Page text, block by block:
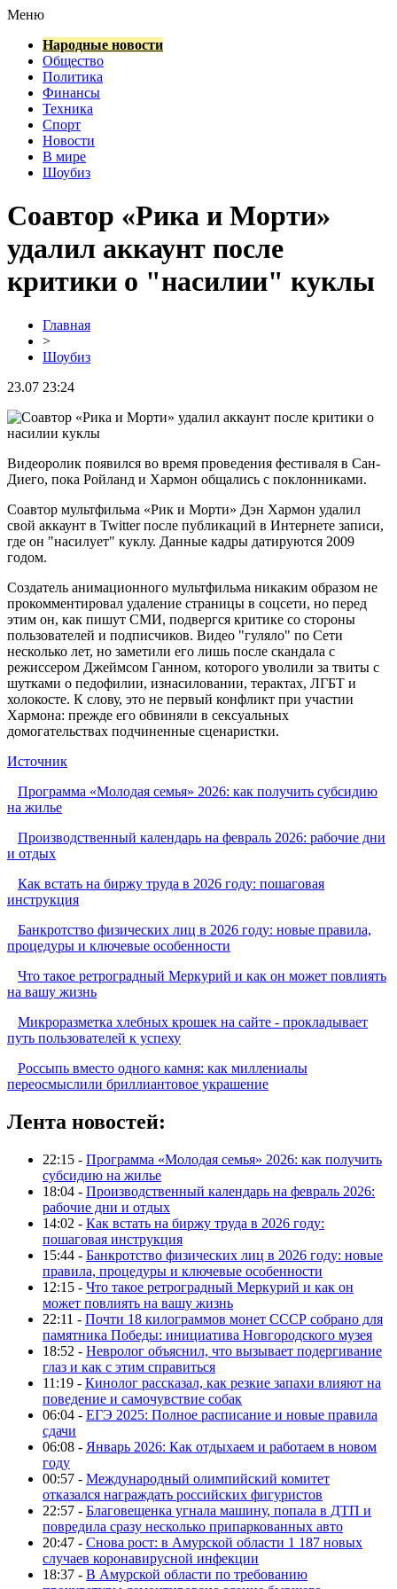
Меню
Народные новости
Общество
Политика
Финансы
Техника
Спорт
Новости
В мире
Шоубиз
Соавтор «Рика и Морти»
удалил аккаунт после
критики о "насилии" куклы
Главная
>
Шоубиз
23.07 23:24
Видеоролик появился во время проведения фестиваля в Сан-
Диего, пока Ройланд и Хармон общались с поклонниками.
Соавтор мультфильма «Рик и Морти» Дэн Хармон удалил
свой аккаунт в Twitter после публикаций в Интернете записи,
где он "насилует" куклу. Данные кадры датируются 2009
годом.
Создатель анимационного мультфильма никаким образом не
прокомментировал удаление страницы в соцсети, но перед
этим он, как пишут СМИ, подвергся критике со стороны
пользователей и подписчиков. Видео "гуляло" по Сети
несколько лет, но заметили его лишь после скандала с
режиссером Джеймсом Ганном, которого уволили за твиты с
шутками о педофилии, изнасиловании, терактах, ЛГБТ и
холокосте. К слову, это не первый конфликт при участии
Хармона: прежде его обвиняли в сексуальных
домогательствах подчиненные сценаристки.
Источник
Программа «Молодая семья» 2026: как получить субсидию
на жилье
Производственный календарь на февраль 2026: рабочие дни
и отдых
Как встать на биржу труда в 2026 году: пошаговая
инструкция
Банкротство физических лиц в 2026 году: новые правила,
процедуры и ключевые особенности
Что такое ретроградный Меркурий и как он может повлиять
на вашу жизнь
Микроразметка хлебных крошек на сайте - прокладывает
путь пользователей к успеху
Россыпь вместо одного камня: как миллениалы
переосмыслили бриллиантовое украшение
Лента новостей:
22:15 - Программа «Молодая семья» 2026: как получить
субсидию на жилье
18:04 - Производственный календарь на февраль 2026:
рабочие дни и отдых
14:02 - Как встать на биржу труда в 2026 году:
пошаговая инструкция
15:44 - Банкротство физических лиц в 2026 году: новые
правила, процедуры и ключевые особенности
12:15 - Что такое ретроградный Меркурий и как он
может повлиять на вашу жизнь
22:11 - Почти 18 килограммов монет СССР собрано для
памятника Победы: инициатива Новгородского музея
18:52 - Невролог объяснил, что вызывает подергивание
глаз и как с этим справиться
11:19 - Кинолог рассказал, как резкие запахи влияют на
поведение и самочувствие собак
06:04 - ЕГЭ 2025: Полное расписание и новые правила
сдачи
06:08 - Январь 2026: Как отдыхаем и работаем в новом
году
00:57 - Международный олимпийский комитет
отказался награждать российских фигуристов
22:57 - Благовещенка угнала машину, попала в ДТП и
повредила сразу несколько припаркованных авто
20:47 - Снова рост: в Амурской области 1 187 новых
случаев коронавирусной инфекции
18:37 - В Амурской области по требованию